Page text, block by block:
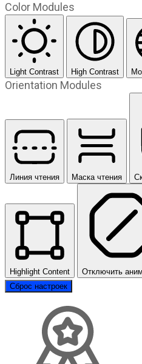
Color Modules
Light Contrast High Contrast
Orientation Modules
Линия чтения Маска чтения
Highlight Content Отключить
Сброс настроек